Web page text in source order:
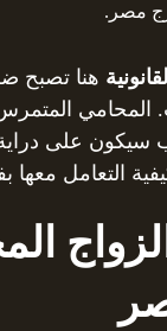
مصر.
هنا تصبح
المحامي
سيكون على
التعامل معها
الزواج